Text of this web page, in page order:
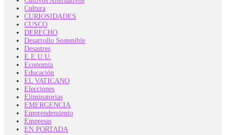
Cultura
CURIOSIDADES
CUSCO
DERECHO
Desarrollo Sostenible
Desastres
E.E.U.U.
Economía
Educación
EL VATICANO
Elecciones
Eliminatorias
EMERGENCIA
Emprendemiento
Empresas
EN PORTADA